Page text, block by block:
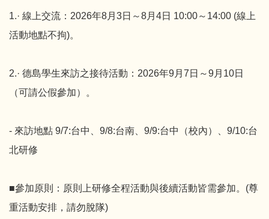
1.· 線上交流：2026年8月3日～8月4日 10:00～14:00 (線上
活動地點不拘)。
2.· 德島學生來訪之接待活動：2026年9月7日～9月10日
（可請公假參加）。
- 來訪地點 9/7:台中、9/8:台南、9/9:台中（校內）、9/10:台
北研修
■參加原則：原則上研修全程活動與後續活動皆需參加。(尊
重活動安排，請勿脫隊)